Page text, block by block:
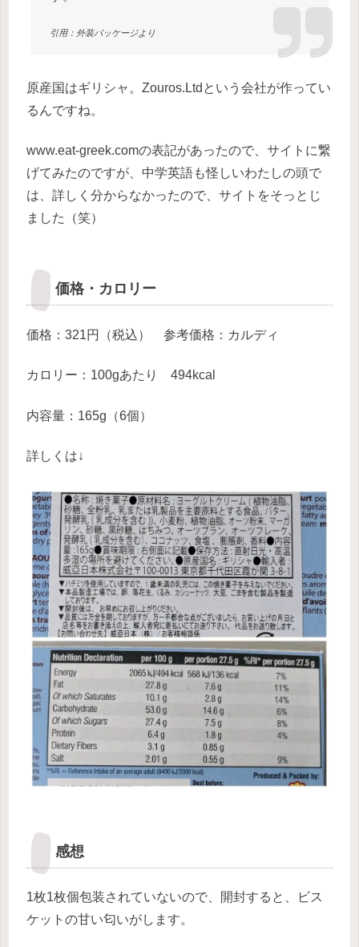
引用：外装パッケージより
原産国はギリシャ。Zouros.Ltdという会社が作ってい
るんですね。
www.eat-greek.comの表記があったので、サイトに繋
げてみたのですが、中学英語も怪しいわたしの頭で
は、詳しく分からなかったので、サイトをそっとじ
ました（笑）
価格・カロリー
価格：321円（税込） 参考価格：カルディ
カロリー：100gあたり 494kcal
内容量：165g（6個）
詳しくは↓
感想
1枚1枚個包装されていないので、開封すると、ビス
ケットの甘い匂いがします。